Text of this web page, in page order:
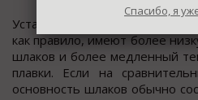
Установлено (см. табл. 2), что
как правило, имеют более
шлаков и более медленный
плавки. Если на
основность шлаков обычно
Спасибо, я